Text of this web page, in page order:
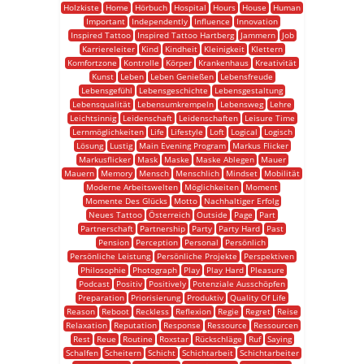
Holzkiste
Home Hörbuch Hospital Hours House
Human
Important
Independently Influence
Innovation
Inspired Tattoo
Inspired Tattoo Hartberg Jammern
Job
Karriereleiter
Kind Kindheit Kleinigkeit
Klettern
Komfortzone
Kontrolle Körper Krankenhaus
Kreativität
Kunst
Leben Leben Genießen
Lebensfreude
Lebensgefühl
Lebensgeschichte
Lebensgestaltung
Lebensqualität
Lebensumkrempeln Lebensweg
Lehre
Leichtsinnig
Leidenschaft Leidenschaften
Leisure Time
Lernmöglichkeiten
Life Lifestyle Loft Logical
Logisch
Lösung
Lustig Main Evening Program
Markus Flicker
Markusflicker
Mask Maske Maske Ablegen
Mauer
Mauern
Memory Mensch Menschlich Mindset
Mobilität
Moderne Arbeitswelten
Möglichkeiten
Moment
Momente Des Glücks
Motto
Nachhaltiger Erfolg
Neues Tattoo Österreich Outside Page
Part
Partnerschaft
Partnership Party Party Hard
Past
Pension
Perception Personal
Persönlich
Persönliche Leistung
Persönliche Projekte
Perspektiven
Philosophie
Photograph Play Play Hard
Pleasure
Podcast
Positiv Positively
Potenziale Ausschöpfen
Preparation
Priorisierung Produktiv Quality Of Life
Reason
Reboot Reckless Reflexion Regie Regret
Reise
Relaxation
Reputation Response Ressource
Ressourcen
Rest
Reue Routine Roxstar Rückschläge Ruf
Saying
Schalfen
Scheitern Schicht Schichtarbeit
Schichtarbeiter